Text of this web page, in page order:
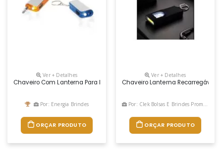
Ver + Detalhes
Chaveiro Com Lanterna Para Brindes
Por: Energia Brindes
ORÇAR PRODUTO
Ver + Detalhes
Chaveiro Lanterna Recarregável
Por: Clek Bolsas E Brindes Promocionais
ORÇAR PRODUTO